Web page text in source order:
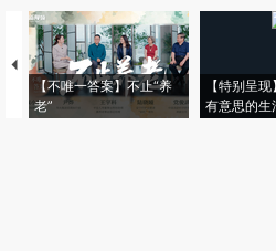
【不唯一答案】不止“养
老”
【特别呈
有意思的生